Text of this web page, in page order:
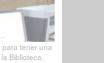
tener una
Biblioteca.